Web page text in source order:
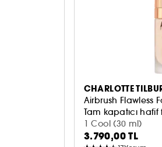
CHARLOTTE
Airbrush Flawless
Tam kapatıcı
1 Cool (30 ml)
3.790,00 TL